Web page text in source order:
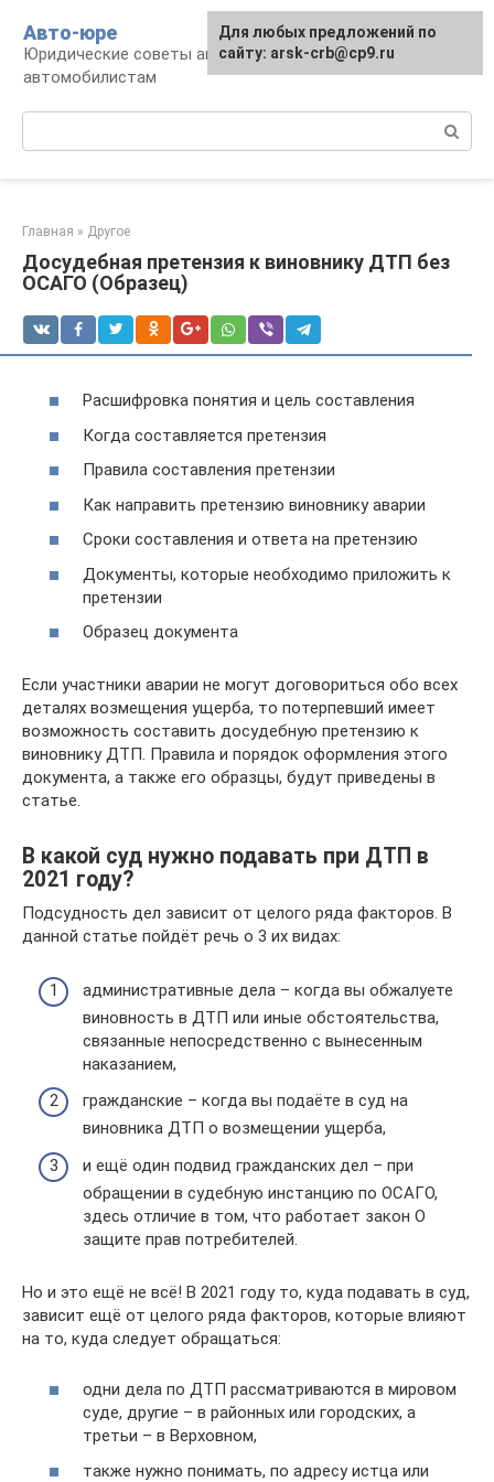
контенту
Авто-юре
Юридические советы автовладельцам и
автомобилистам
Главная » Другое
Досудебная претензия к виновнику ДТП без
ОСАГО (Образец)
Расшифровка понятия и цель составления
Когда составляется претензия
Правила составления претензии
Как направить претензию виновнику аварии
Сроки составления и ответа на претензию
Документы, которые необходимо приложить к
претензии
Образец документа
Если участники аварии не могут договориться обо всех
деталях возмещения ущерба, то потерпевший имеет
возможность составить досудебную претензию к
виновнику ДТП. Правила и порядок оформления этого
документа, а также его образцы, будут приведены в
статье.
В какой суд нужно подавать при ДТП в
2021 году?
Подсудность дел зависит от целого ряда факторов. В
данной статье пойдёт речь о 3 их видах:
административные дела – когда вы обжалуете
виновность в ДТП или иные обстоятельства,
связанные непосредственно с вынесенным
наказанием,
гражданские – когда вы подаёте в суд на
виновника ДТП о возмещении ущерба,
и ещё один подвид гражданских дел – при
обращении в судебную инстанцию по ОСАГО,
здесь отличие в том, что работает закон О
защите прав потребителей.
Но и это ещё не всё! В 2021 году то, куда подавать в суд,
зависит ещё от целого ряда факторов, которые влияют
на то, куда следует обращаться:
одни дела по ДТП рассматриваются в мировом
суде, другие – в районных или городских, а
третьи – в Верховном,
также нужно понимать, по адресу истца или
Для любых предложений по
сайту: arsk-crb@cp9.ru